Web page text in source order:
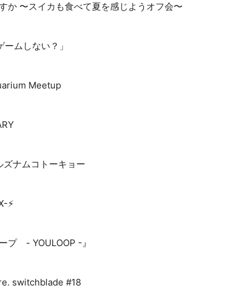
か 〜スイカも食べて夏を感じようオフ会〜
ムしない？」
Meetup
ナムコトーキョー
⚡️
プ - YOULOOP -』
switchblade #18